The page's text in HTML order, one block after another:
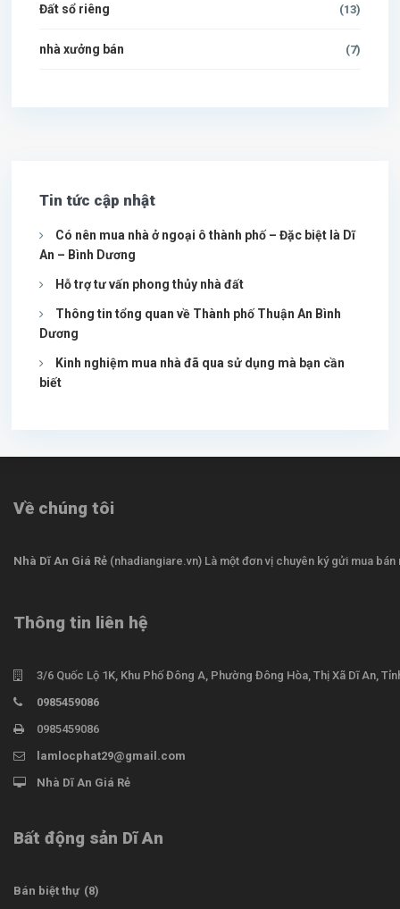
Đất sổ riêng (13)
nhà xưởng bán (7)
Tin tức cập nhật
Có nên mua nhà ở ngoại ô thành phố – Đặc biệt là Dĩ
An – Bình Dương
Hỗ trợ tư vấn phong thủy nhà đất
Thông tin tổng quan về Thành phố Thuận An Bình
Dương
Kinh nghiệm mua nhà đã qua sử dụng mà bạn cần
biết
Về chúng tôi
Nhà Dĩ An Giá Rẻ (nhadiangiare.vn) Là một đơn vị chuyên ký gửi mua
Thông tin liên hệ
3/6 Quốc Lộ 1K, Khu Phố Đông A, Phường Đông Hòa, Thị Xã Dĩ An,
0985459086
0985459086
lamlocphat29@gmail.com
Nhà Dĩ An Giá Rẻ
Bất động sản Dĩ An
Bán biệt thự (8)